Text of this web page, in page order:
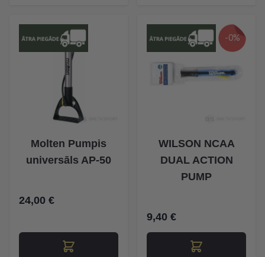
Molten Pumpis
universāls AP-50
24,00 €
-0%
WILSON NCAA
DUAL ACTION
PUMP
9,40 €